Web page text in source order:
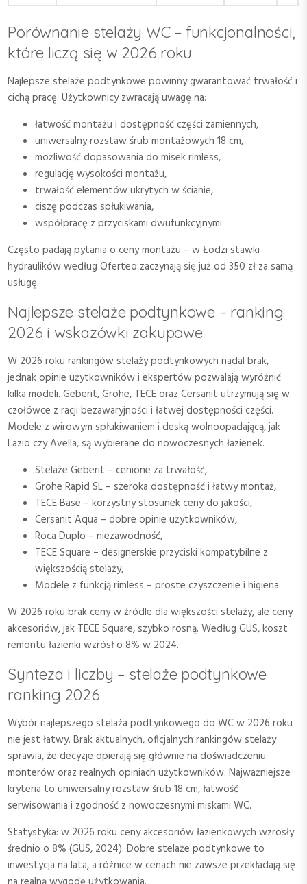
Porównanie stelaży WC – funkcjonalności,
które liczą się w 2026 roku
Najlepsze stelaże podtynkowe powinny gwarantować trwałość i
cichą pracę. Użytkownicy zwracają uwagę na:
łatwość montażu i dostępność części zamiennych,
uniwersalny rozstaw śrub montażowych 18 cm,
możliwość dopasowania do misek rimless,
regulację wysokości montażu,
trwałość elementów ukrytych w ścianie,
ciszę podczas spłukiwania,
współpracę z przyciskami dwufunkcyjnymi.
Często padają pytania o ceny montażu – w Łodzi stawki
hydraulików według Oferteo zaczynają się już od 350 zł za samą
usługę.
Najlepsze stelaże podtynkowe – ranking
2026 i wskazówki zakupowe
W 2026 roku rankingów stelaży podtynkowych nadal brak,
jednak opinie użytkowników i ekspertów pozwalają wyróżnić
kilka modeli. Geberit, Grohe, TECE oraz Cersanit utrzymują się w
czołówce z racji bezawaryjności i łatwej dostępności części.
Modele z wirowym spłukiwaniem i deską wolnoopadającą, jak
Lazio czy Avella, są wybierane do nowoczesnych łazienek.
Stelaże Geberit – cenione za trwałość,
Grohe Rapid SL – szeroka dostępność i łatwy montaż,
TECE Base – korzystny stosunek ceny do jakości,
Cersanit Aqua – dobre opinie użytkowników,
Roca Duplo – niezawodność,
TECE Square – designerskie przyciski kompatybilne z
większością stelaży,
Modele z funkcją rimless – proste czyszczenie i higiena.
W 2026 roku brak ceny w źródle dla większości stelaży, ale ceny
akcesoriów, jak TECE Square, szybko rosną. Według GUS, koszt
remontu łazienki wzrósł o 8% w 2024.
Synteza i liczby – stelaże podtynkowe
ranking 2026
Wybór najlepszego stelaża podtynkowego do WC w 2026 roku
nie jest łatwy. Brak aktualnych, oficjalnych rankingów stelaży
sprawia, że decyzje opierają się głównie na doświadczeniu
monterów oraz realnych opiniach użytkowników. Najważniejsze
kryteria to uniwersalny rozstaw śrub 18 cm, łatwość
serwisowania i zgodność z nowoczesnymi miskami WC.
Statystyka: w 2026 roku ceny akcesoriów łazienkowych wzrosły
średnio o 8% (GUS, 2024). Dobre stelaże podtynkowe to
inwestycja na lata, a różnice w cenach nie zawsze przekładają się